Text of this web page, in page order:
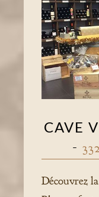
CAVE
-
Découvrez